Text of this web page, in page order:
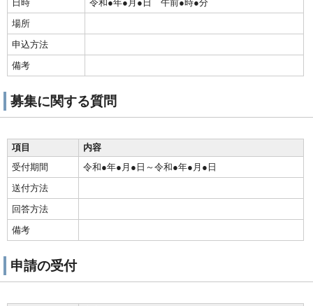
日時
令和●年●月●日 午前●時●分
場所
申込方法
備考
募集に関する質問
項目
内容
受付期間
令和●年●月●日～令和●年●月●日
送付方法
回答方法
備考
申請の受付